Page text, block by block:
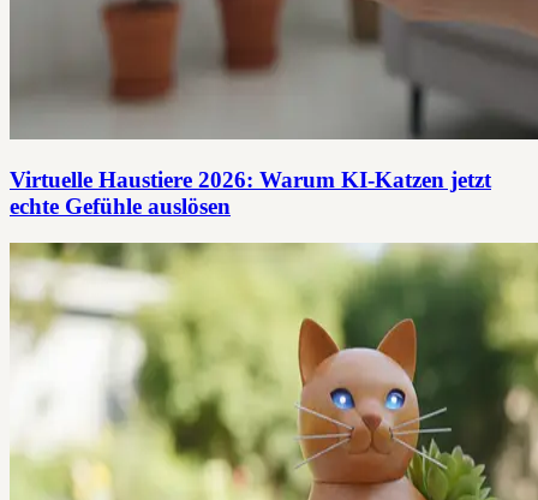
Virtuelle Haustiere 2026: Warum KI-Katzen jetzt
echte Gefühle auslösen